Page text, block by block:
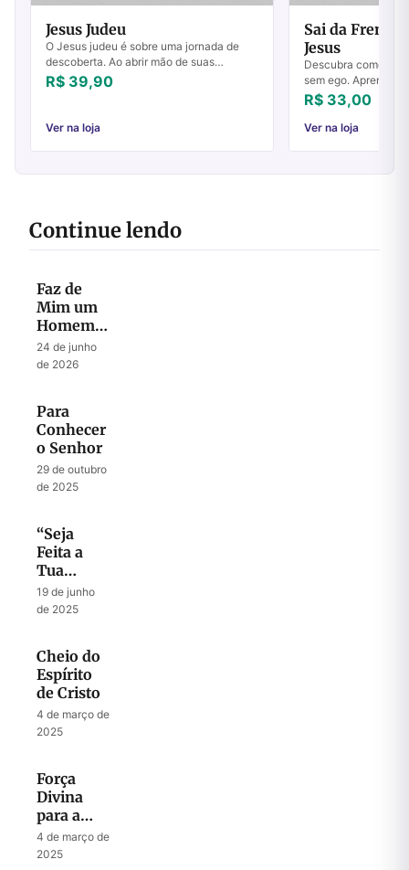
Jesus Judeu
O Jesus judeu é sobre uma jornada de
descoberta. Ao abrir mão de suas
tradições e se reconectar com a verdade,
você descobrirá que o ensinamento de
R$ 39,90
Ver na loja
Sai da Frente!
Jesus
Descubra como
sem ego. Aprenda
para manifestar sua
R$ 33,00
Ver na loja
Continue lendo
Faz de
Mim um
Homem
Segundo
o Teu
24 de junho
de 2026
Para
Conhecer
o Senhor
29 de outubro
de 2025
“Seja
Feita a
Tua
Vontade”
19 de junho
de 2025
Cheio do
Espírito
de Cristo
4 de março de
2025
Força
Divina
para a
Vida e o
Serviço
4 de março de
2025